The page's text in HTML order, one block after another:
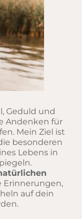
Geduld und
Andenken für
Mein Ziel ist
besonderen
Lebens in
Erinnerungen,
auf dein